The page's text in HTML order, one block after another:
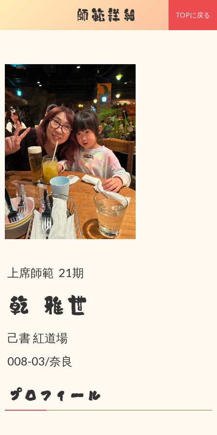
師範詳細 TOPに戻る
上席師範 21期
乾 雅世
己書 紅道場
008-03/奈良
プロフィール